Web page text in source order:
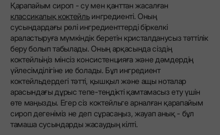
Қарапайым сироп - су мен қанттан жасалған
классикалық коктейльингредиенті. Оның
сусындардағы рөлі ингредиенттерді біркелкі
араластыруға мүмкіндік беретін кристалданусыз тәттілік
беру болып табылады. Оның арқасында сіздің
коктейльіңіз мінсіз консистенцияға және дәмдердің
үйлесімділігіне ие болады. Бұл ингредиент
коктейльдердегі тәтті, қышқыл және ащы ноталар
арасындағы дұрыс тепе-теңдікті қамтамасыз ету үшін
өте маңызды. Егер сіз коктейльге арналған қарапайым
сироп дегеніміз не деп сұрасаңыз, жауап анық - бұл
тамаша сусындарды жасаудың кілті.